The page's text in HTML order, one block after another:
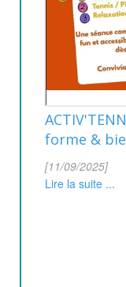
forme &
[11/09/2025]
Lire la suite ...